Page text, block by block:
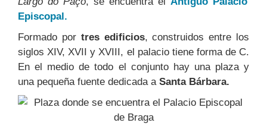
Episcopal.
Formado por tres edificios, construidos entre los
siglos XIV, XVII y XVIII, el palacio tiene forma de C.
En el medio de todo el conjunto hay una plaza y
una pequeña fuente dedicada a Santa Bárbara.